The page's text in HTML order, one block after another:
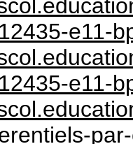
e11-
e11-